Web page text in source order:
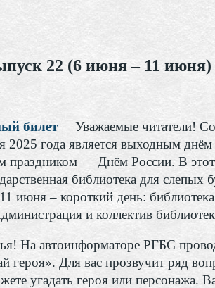
22 (6 июня – 11 июня)
билет
Уважаемые читатели!
2025 года является выходным днём
праздником — Днём России. В
библиотека для слепых
июня – короткий день:
и коллектив
На автоинформаторе РГБС
героя». Для вас прозвучит ряд
угадать героя или персонажа.